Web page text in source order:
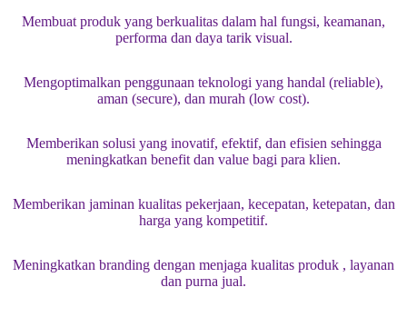
Membuat produk yang berkualitas dalam hal fungsi, keamanan,
performa dan daya tarik visual.
Mengoptimalkan penggunaan teknologi yang handal (reliable),
aman (secure), dan murah (low cost).
Memberikan solusi yang inovatif, efektif, dan efisien sehingga
meningkatkan benefit dan value bagi para klien.
Memberikan jaminan kualitas pekerjaan, kecepatan, ketepatan, dan
harga yang kompetitif.
Meningkatkan branding dengan menjaga kualitas produk , layanan
dan purna jual.